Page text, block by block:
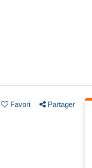
Favori Partager